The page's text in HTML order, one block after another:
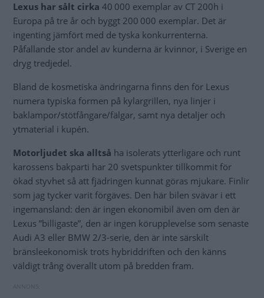
Lexus har sålt cirka 40 000 exemplar av CT 200h i
Europa på tre år och byggt 200 000 exemplar. Det är
ingenting jämfört med de tyska konkurrenterna.
Påfallande stor andel av kunderna är kvinnor, i Sverige en
dryg tredjedel.
Bland de kosmetiska ändringarna finns den för Lexus
numera typiska formen på kylargrillen, nya linjer i
baklampor/stötfångare/fälgar, samt nya detaljer och
ytmaterial i kupén.
Motorljudet ska alltså ha isolerats ytterligare och runt
karossens bakparti har 20 svetspunkter tillkommit för
ökad styvhet så att fjädringen kunnat göras mjukare. Finlir
som jag tycker varit förgäves. Den här bilen svävar i ett
ingemansland: den är ingen ekonomibil även om den är
Lexus ”billigaste”, den är ingen körupplevelse som senaste
Audi A3 eller BMW 2/3-serie, den är inte särskilt
bränsleekonomisk trots hybriddriften och den känns
väldigt trång överallt utom på bredden fram.